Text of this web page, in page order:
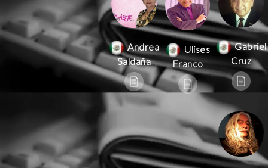
Andrea
Saldaña
Ulises
Franco
Gabriel
Cruz